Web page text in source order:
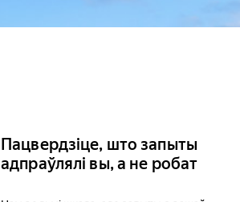
Пацвердзіце, што запыты
адпраўлялі вы, а не робат